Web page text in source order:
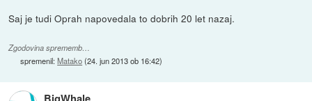
Saj je tudi Oprah napovedala to dobrih 20 let nazaj.
Zgodovina sprememb…
spremenil:Matako(24. jun 2013 ob 16:42)